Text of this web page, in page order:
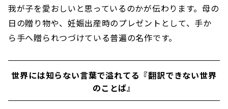
我が子を愛おしいと思っているのかが伝わります。母の
日の贈り物や、妊娠出産時のプレゼントとして、手か
ら手へ贈られつづけている普遍の名作です。
世界には知らない言葉で溢れてる『翻訳できない世界
のことば』